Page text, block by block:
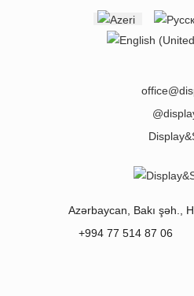
Select your language
Azərbaycan Bakı şəh.,
+994 77 514 87 06